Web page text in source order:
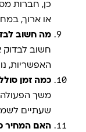
כן, חברות
או ארוך,
מה חשוב
חשוב לבדוק
האפשריות,
כמה זמן
משך הפעולה
שעתיים
האם המחיר